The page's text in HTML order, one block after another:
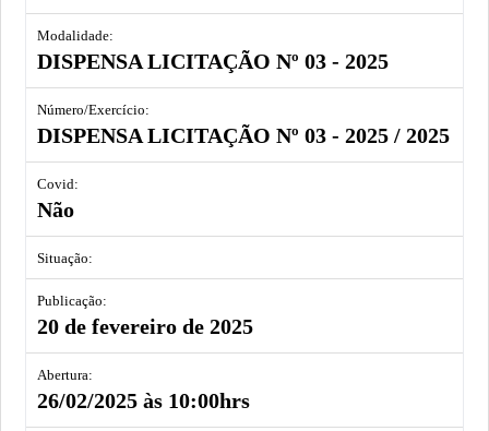
Modalidade
DISPENSA LICITAÇÃO Nº 03 - 2025
Número/Exercício
DISPENSA LICITAÇÃO Nº 03 - 2025 / 2025
Covid
Não
Situação
Publicação
20 de fevereiro de 2025
Abertura
26/02/2025 às 10:00hrs